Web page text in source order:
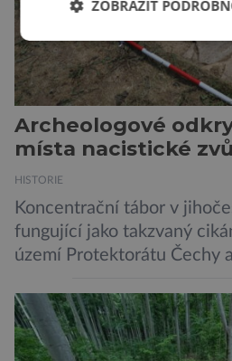
Archeologové
místa nacistické
HISTORIE
Koncentrační tábor v
fungující jako takzvaný
území Protektorátu Čechy
v Hodoníně u Kunštátu.
nedávno odkrývány
1400 Romů a Sintů, kteří
ZOBRAZIT